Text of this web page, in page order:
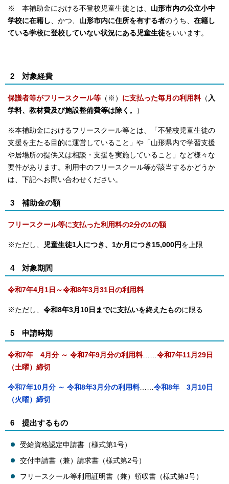
※ 本補助金における不登校児童生徒とは、 山形市内の公立小中
学校に在籍し 、かつ、 山形市内に住所を有する者のうち、 在籍し
ている学校に登校していない状況にある児童生徒をいいます。
2 対象経費
保護者等がフリースクール等 （※） に支払った毎月の利用料（ 入
学料、教材費及び施設整備費等は除く。
）
※本補助金におけるフリースクール等とは、「不登校児童生徒の
支援を主たる目的に運営していること」や「山形県内で学習支援
や居場所の提供又は相談・支援を実施していること」など様々な
要件があります。利用中のフリースクール等が該当するかどうか
は、下記へお問い合わせください。
3 補助金の額
フリースクール等に支払った利用料の2分の1の額
※ただし、 児童生徒1人につき、1か月につき15,000円 を上限
4 対象期間
令和7年4月1日～令和8年3月31日の利用料
※ただし、 令和8年3月10日までに支払いを終えたものに限る
5 申請時期
令和7年 4月分 ～ 令和7年9月分の利用料…… 令和7年11月29日
（土曜）締切
令和7年10月分 ～ 令和8年3月分の利用料…… 令和8年 3月10日
（火曜）締切
6 提出するもの
受給資格認定申請書（様式第1号）
交付申請書（兼）請求書（様式第2号）
フリースクール等利用証明書（兼）領収書（様式第3号）